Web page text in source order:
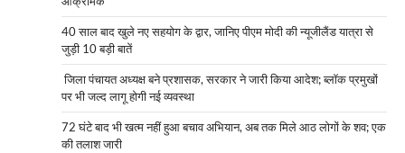
40 साल बाद खुले नए सहयोग के द्वार, जानिए पीएम मोदी की न्यूजीलैंड यात्रा से
जुड़ी 10 बड़ी बातें
जिला पंचायत अध्यक्ष बने प्रशासक, सरकार ने जारी किया आदेश; ब्लॉक प्रमुखों
पर भी जल्द लागू होगी नई व्यवस्था
72 घंटे बाद भी खत्म नहीं हुआ बचाव अभियान, अब तक मिले आठ लोगों के शव; एक
की तलाश जारी